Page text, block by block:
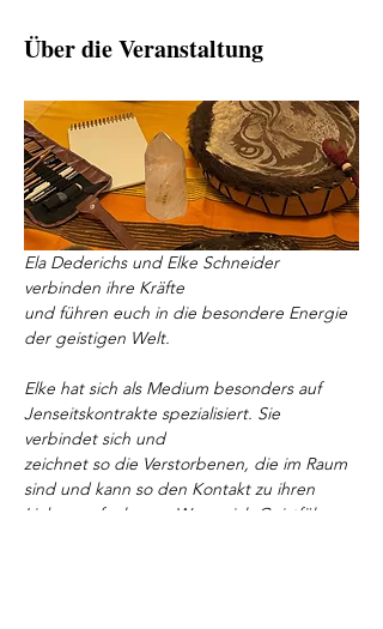
Über die Veranstaltung
Ela Dederichs und Elke Schneider
verbinden ihre Kräfte
und führen euch in die besondere Energie
der geistigen Welt.
Elke hat sich als Medium besonders auf
Jenseitskontrakte spezialisiert. Sie
verbindet sich und
zeichnet so die Verstorbenen, die im Raum
sind und kann so den Kontakt zu ihren
Lieben aufnehmen. Wenn sich Geistführer